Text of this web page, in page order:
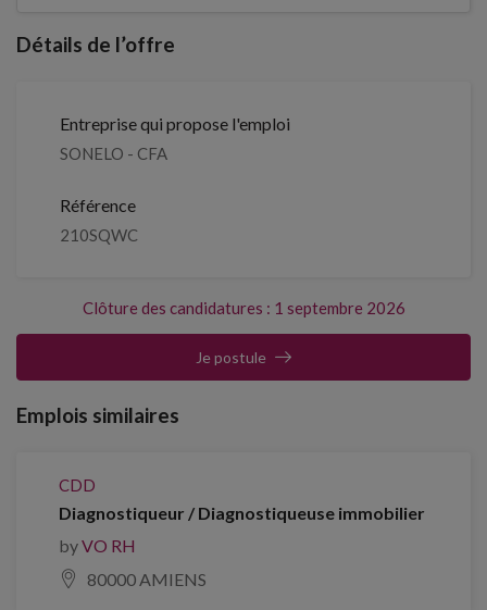
Détails de l’offre
Entreprise qui propose l'emploi
SONELO - CFA
Référence
210SQWC
Clôture des candidatures : 1 septembre 2026
Je postule
Emplois similaires
CDD
Diagnostiqueur / Diagnostiqueuse immobilier
byVO RH
80000 AMIENS